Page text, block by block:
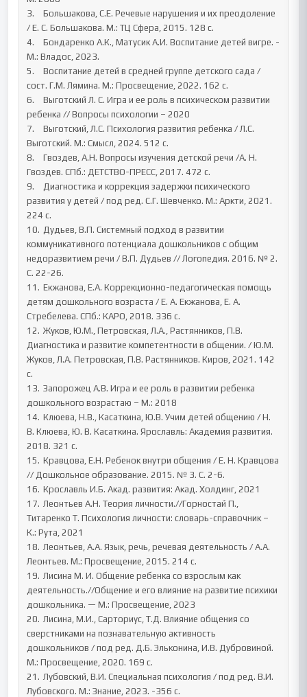
3.	Большакова, С.Е. Речевые нарушения и их преодоление
/ Е. С. Большакова. М.: ТЦ Сфера, 2015. 128 с.
4.	Бондаренко А.К., Матусик А.И. Воспитание детей вигре. -
М.: Владос, 2023.
5.	Воспитание детей в средней группе детского сада /
сост. Г.М. Лямина. М.: Просвещение, 2022. 162 с.
6.	Выготский Л. С. Игра и ее роль в психическом развитии
ребенка // Вопросы психологии – 2020
7.	Выготский, Л.С. Психология развития ребенка / Л.С.
Выготский. М.: Смысл, 2024. 512 с.
8.	Гвоздев, А.Н. Вопросы изучения детской речи /А. Н.
Гвоздев. СПб.: ДЕТСТВО-ПРЕСС, 2017. 472 с.
9.	Диагностика и коррекция задержки психического
развития у детей / под ред. С.Г. Шевченко. М.: Аркти, 2021.
224 с.
10.	Дудьев, В.П. Системный подход в развитии
коммуникативного потенциала дошкольников с общим
недоразвитием речи / В.П. Дудьев // Логопедия. 2016. № 2.
С. 22-26.
11.	Екжанова, Е.А. Коррекционно-педагогическая помощь
детям дошкольного возраста / Е. А. Екжанова, Е. А.
Стребелева. СПб.: КАРО, 2018. 336 с.
12.	Жуков, Ю.М., Петровская, Л.А., Растянников, П.В.
Диагностика и развитие компетентности в общении. / Ю.М.
Жуков, Л.А. Петровская, П.В. Растянников. Киров, 2021. 142
с.
13.	Запорожец А.В. Игра и ее роль в развитии ребенка
дошкольного возрастаю – М.: 2018
14.	Клюева, Н.В., Касаткина, Ю.В. Учим детей общению / Н.
В. Клюева, Ю. В. Касаткина. Ярославль: Академия развития.
2018. 321 с.
15.	Кравцова, Е.Н. Ребенок внутри общения / Е. Н. Кравцова
// Дошкольное образование. 2015. № 3. С. 2-6.
16.	Крославль И.Б. Акад. развития: Акад. Холдинг, 2021
17.	Леонтьев А.Н. Теория личности.//Горностай П.,
Титаренко Т. Психология личности: словарь-справочник –
К.: Рута, 2021
18.	Леонтьев, А.А. Язык, речь, речевая деятельность / А.А.
Леонтьев. М.: Просвещение, 2015. 214 с.
19.	Лисина М. И. Общение ребенка со взрослым как
деятельность.//Общение и его влияние на развитие психики
дошкольника. — М.: Просвещение, 2023
20.	Лисина, М.И., Сарториус, Т.Д. Влияние общения со
сверстниками на познавательную активность
дошкольников / под ред. Д.Б. Эльконина, И.В. Дубровиной.
М.: Просвещение, 2020. 169 с.
21.	Лубовский, В.И. Специальная психология / под ред. В.И.
Лубовского. М.: Знание, 2023. -356 с.